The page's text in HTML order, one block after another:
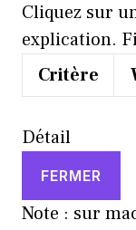
Cliquez sur
explication.
Critère
Détail
FERMER
Note : sur